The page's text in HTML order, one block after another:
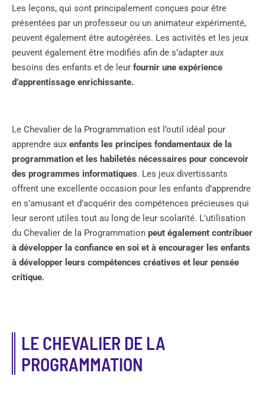
Les leçons, qui sont principalement conçues pour être
présentées par un professeur ou un animateur expérimenté,
peuvent également être autogérées. Les activités et les jeux
peuvent également être modifiés afin de s’adapter aux
besoins des enfants et de leur fournir une expérience
d’apprentissage enrichissante.
Le Chevalier de la Programmation est l’outil idéal pour
apprendre aux enfants les principes fondamentaux de la
programmation et les habiletés nécessaires pour concevoir
des programmes informatiques. Les jeux divertissants
offrent une excellente occasion pour les enfants d’apprendre
en s’amusant et d’acquérir des compétences précieuses qui
leur seront utiles tout au long de leur scolarité. L’utilisation
du Chevalier de la Programmation peut également contribuer
à développer la confiance en soi et à encourager les enfants
à développer leurs compétences créatives et leur pensée
critique.
LE CHEVALIER DE LA
PROGRAMMATION